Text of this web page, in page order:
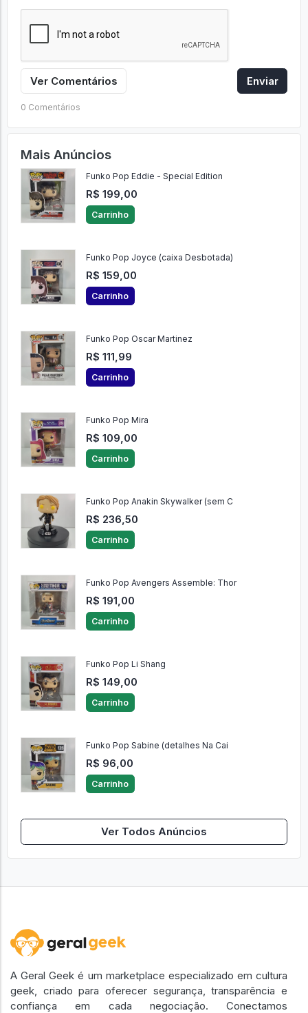
Ver Comentários Enviar
0 Comentários
Mais Anúncios
Funko Pop Eddie - Special Edition
R$ 199,00
Carrinho
Funko Pop Joyce (caixa Desbotada)
R$ 159,00
Carrinho
Funko Pop Oscar Martinez
R$ 111,99
Carrinho
Funko Pop Mira
R$ 109,00
Carrinho
Funko Pop Anakin Skywalker (sem C
R$ 236,50
Carrinho
Funko Pop Avengers Assemble: Thor
R$ 191,00
Carrinho
Funko Pop Li Shang
R$ 149,00
Carrinho
Funko Pop Sabine (detalhes Na Cai
R$ 96,00
Carrinho
Ver Todos Anúncios
A Geral Geek é um marketplace especializado em cultura
geek, criado para oferecer segurança, transparência e
confiança em cada negociação. Conectamos